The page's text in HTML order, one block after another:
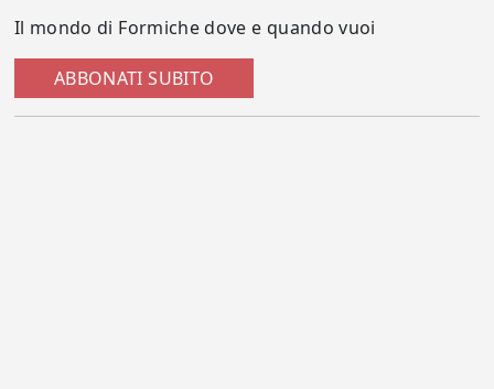
Il mondo di Formiche dove e quando vuoi
ABBONATI SUBITO